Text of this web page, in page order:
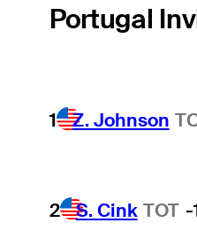
Portugal
1 Z. Johnson
2 S. Cink TOT -